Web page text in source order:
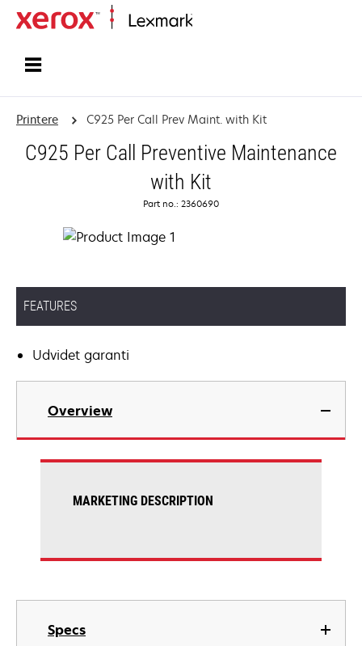
Printere C925 Per Call Prev Maint. with Kit
C925 Per Call Preventive Maintenance
with Kit
Part no.: 2360690
FEATURES
Udvidet garanti
Overview
Specs
MARKETING DESCRIPTION